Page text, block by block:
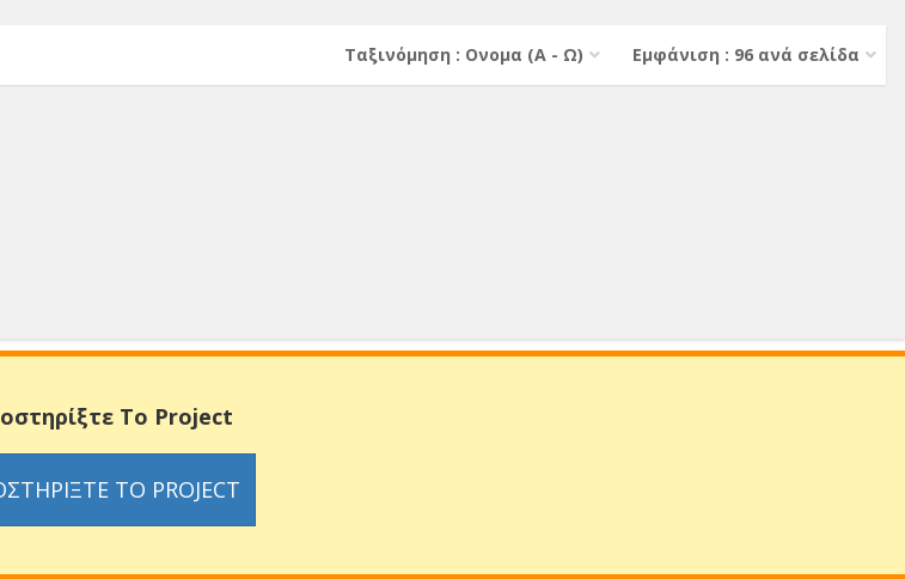
Εμφάνιση : 96 ανά σελίδα
Тαξινόμηση : Ονομα (A - Ω)
Το Project
ΤΟ PROJECT